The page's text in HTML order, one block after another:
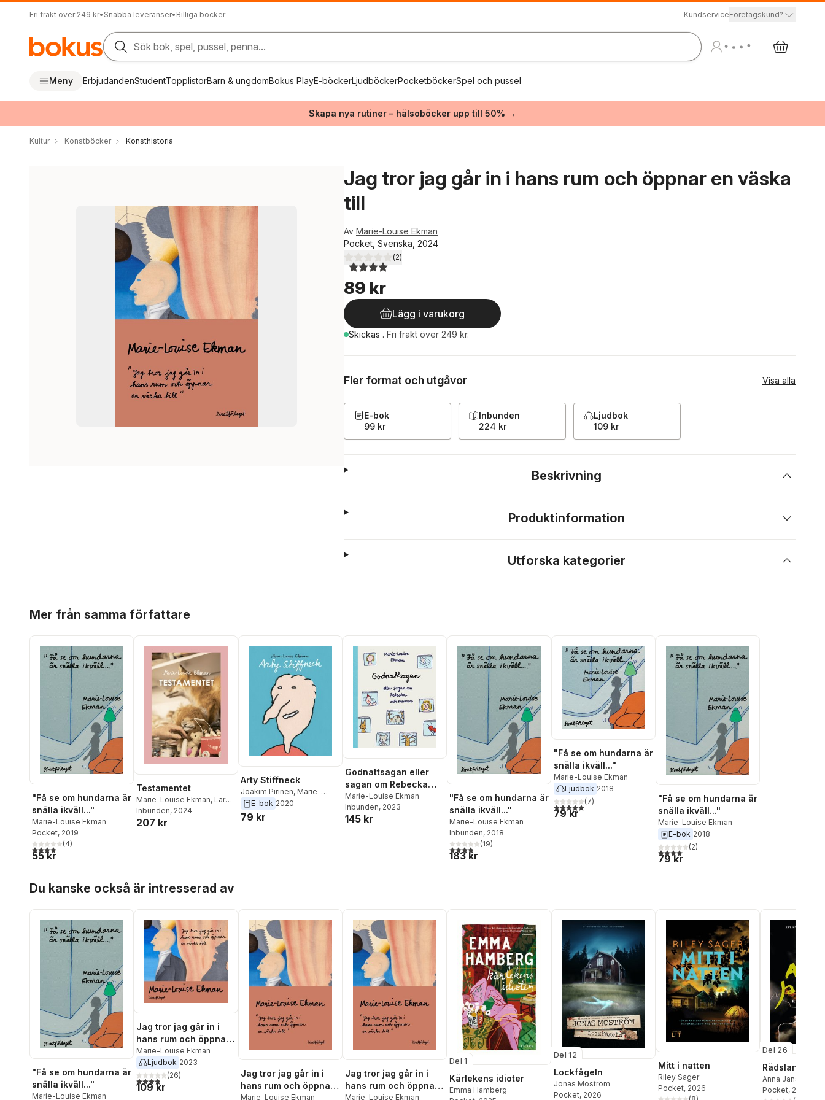
Fri frakt över 249 kr• Snabba leveranser• Billiga böcker KundserviceFöretagskund?
Sök bok, spel, pussel, penna...
Meny ErbjudandenStudentTopplistorBarn & ungdomBokus PlayE-böckerLjudböckerPocketböckerSpel och pussel
Skapa nya rutiner – hälsoböcker upp till 50% →
Kultur Konstböcker Konsthistoria
Jag tror jag går in i hans rum och öppnar en väska
till
Av Marie-Louise Ekman
Pocket, Svenska, 2024
4,0utav 5 stjärnor. Totalt antal röster:
(2)
89 kr
Lägg i varukorg
Skickas . Fri frakt över 249 kr.
Fler format och utgåvor Visa alla
E-bok
99 kr
Inbunden
224 kr
Ljudbok
109 kr
Beskrivning
Produktinformation
Utforska kategorier
Mer från samma författare
"Få se om hundarna är
snälla ikväll..."
Marie-Louise Ekman
Pocket, 2019
4,0utav 5 stjärnor. Totalt antal röster:
(4)
55 kr
Testamentet
Marie-Louise Ekman, Lars
Strannegård,Sara Teleman
Christopher Garplind
Inbunden, 2024
207 kr
Arty Stiffneck
Joakim Pirinen, Marie-
Louise Ekman
E-bok 2020
79 kr
Godnattsagan eller
sagan om Rebecka
och mormor
Marie-Louise Ekman
Inbunden, 2023
145 kr
"Få se om hundarna är
snälla ikväll..."
Marie-Louise Ekman
Inbunden, 2018
3,9utav 5 stjärnor. Totalt antal röster:
(19)
183 kr
"Få se om hundarna är
snälla ikväll..."
Marie-Louise Ekman
Ljudbok 2018
4,9utav 5 stjärnor. Totalt antal röster:
(7)
79 kr
"Få se om hundarna är
snälla ikväll..."
Marie-Louise Ekman
E-bok 2018
4,0utav 5 stjärnor. Totalt antal röster:
(2)
79 kr
Du kanske också är intresserad av
"Få se om hundarna är
snälla ikväll..."
Marie-Louise Ekman
Jag tror jag går in i
hans rum och öppnar
en väska till
Marie-Louise Ekman
Ljudbok 2023
3,8utav 5 stjärnor. Totalt antal röster:
(26)
109 kr
Jag tror jag går in i
hans rum och öppnar
en väska till
Marie-Louise Ekman
Jag tror jag går in i
hans rum och öppnar
en väska till
Marie-Louise Ekman
Del 1
Kärlekens idioter
Emma Hamberg
Del 12
Lockfågeln
Jonas Moström
Pocket, 2026
Mitt i natten
Riley Sager
Pocket, 2026
Del 26
Rädslans
Anna Jansson
Pocket, 2026